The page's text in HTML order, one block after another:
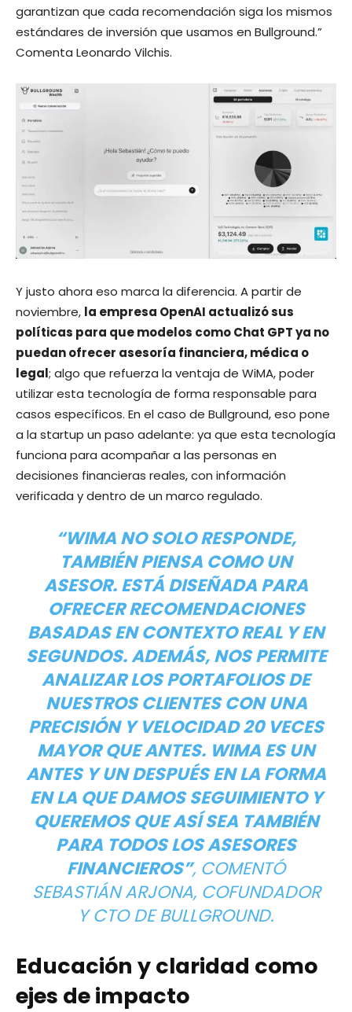
garantizan que cada recomendación siga los mismos
estándares de inversión que usamos en Bullground.”
Comenta Leonardo Vilchis.
Y justo ahora eso marca la diferencia. A partir de
noviembre, la empresa OpenAI actualizó sus
políticas para que modelos como Chat GPT ya no
puedan ofrecer asesoría financiera, médica o
legal; algo que refuerza la ventaja de WiMA, poder
utilizar esta tecnología de forma responsable para
casos específicos. En el caso de Bullground, eso pone
a la startup un paso adelante: ya que esta tecnología
funciona para acompañar a las personas en
decisiones financieras reales, con información
verificada y dentro de un marco regulado.
“WIMA NO SOLO RESPONDE,
TAMBIÉN PIENSA COMO UN
ASESOR. ESTÁ DISEÑADA PARA
OFRECER RECOMENDACIONES
BASADAS EN CONTEXTO REAL Y EN
SEGUNDOS. ADEMÁS, NOS PERMITE
ANALIZAR LOS PORTAFOLIOS DE
NUESTROS CLIENTES CON UNA
PRECISIÓN Y VELOCIDAD 20 VECES
MAYOR QUE ANTES. WIMA ES UN
ANTES Y UN DESPUÉS EN LA FORMA
EN LA QUE DAMOS SEGUIMIENTO Y
QUEREMOS QUE ASÍ SEA TAMBIÉN
PARA TODOS LOS ASESORES
FINANCIEROS”, COMENTÓ
SEBASTIÁN ARJONA, COFUNDADOR
Y CTO DE BULLGROUND.
Educación y claridad como
ejes de impacto